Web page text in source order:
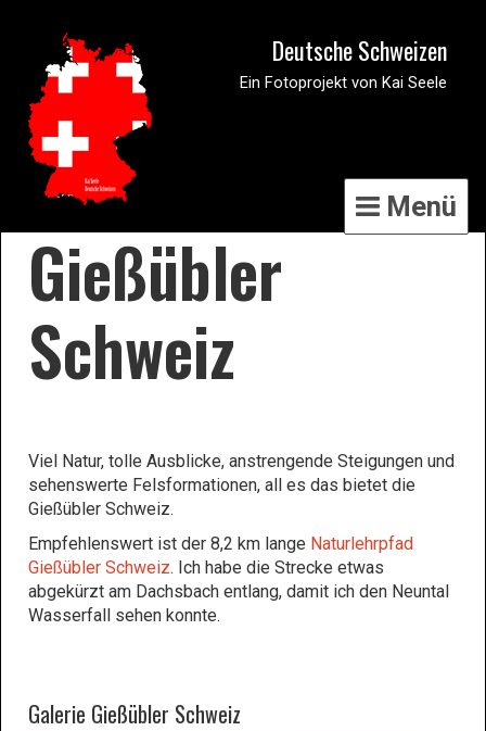
Deutsche Schweizen
Ein Fotoprojekt von Kai Seele
Menü
Gießübler
Schweiz
Viel Natur, tolle Ausblicke, anstrengende Steigungen und
sehenswerte Felsformationen, all es das bietet die
Gießübler Schweiz.
Empfehlenswert ist der 8,2 km lange Naturlehrpfad
Gießübler Schweiz. Ich habe die Strecke etwas
abgekürzt am Dachsbach entlang, damit ich den Neuntal
Wasserfall sehen konnte.
Galerie Gießübler Schweiz